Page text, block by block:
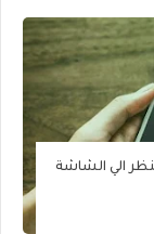
الي الشاشة